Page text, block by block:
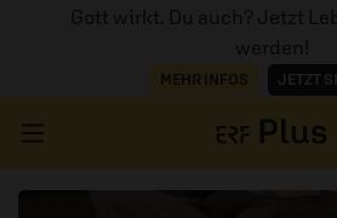
Gott wirkt. Du auch? Jetzt
werden!
MEHR INFOS JETZT